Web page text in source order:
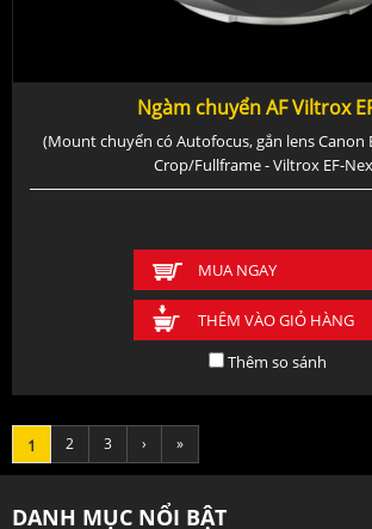
Ngàm chuyển AF Viltrox
(Mount chuyển có Autofocus, gắn lens Canon
Crop/Fullframe - Viltrox EF-
MUA NGAY
THÊM VÀO GIỎ HÀNG
Thêm so sánh
1 2 3 › »
DANH MỤC NỔI BẬT